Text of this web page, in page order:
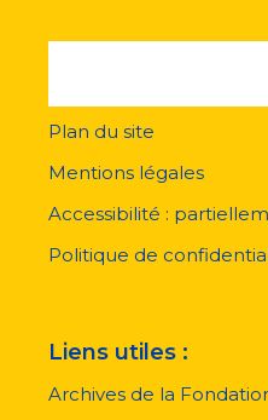
pied
page
Plan du site
Mentions légales
Accessibilité :
Politique de
Liens utiles :
Archives de la